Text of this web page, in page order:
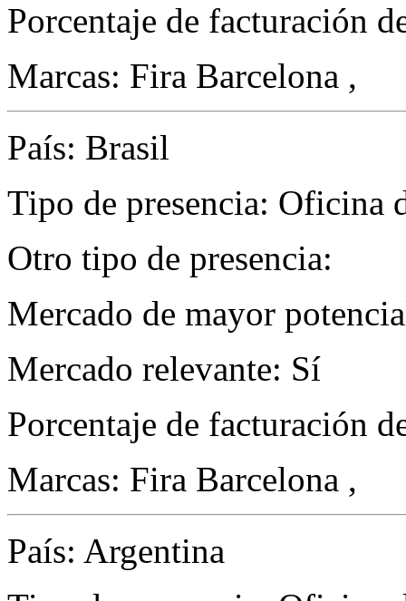
Porcentaje de facturación
Marcas: Fira Barcelona ,
País: Brasil
Tipo de presencia: Oficina
Otro tipo de presencia:
Mercado de mayor
Mercado relevante: Sí
Porcentaje de facturación
Marcas: Fira Barcelona ,
País: Argentina